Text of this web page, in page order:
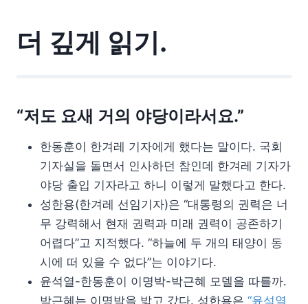
더 깊게 읽기.
“저도 요새 거의 야당이라서요.”
한동훈이 한겨레 기자에게 했다는 말이다. 국회
기자실을 돌면서 인사하던 참인데 한겨레 기자가
야당 출입 기자라고 하니 이렇게 말했다고 한다.
성한용(한겨레 선임기자)은 “대통령의 권력은 너
무 강력해서 현재 권력과 미래 권력이 공존하기
어렵다”고 지적했다. “하늘에 두 개의 태양이 동
시에 떠 있을 수 없다”는 이야기다.
윤석열-한동훈이 이명박-박근혜 모델을 따를까.
박근혜는 이명박을 밟고 갔다. 성한용은 “윤석열